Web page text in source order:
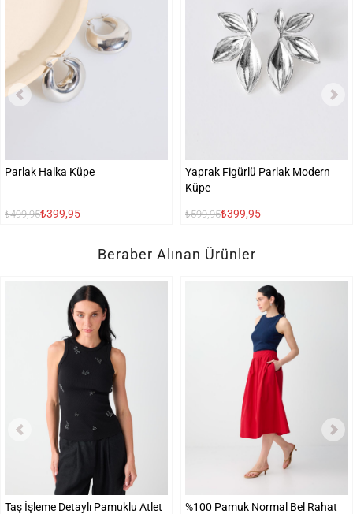
Parlak Halka Küpe
₺499,95₺399,95
Yaprak Figürlü Parlak Modern
Küpe
₺599,95₺399,95
Beraber Alınan Ürünler
Taş İşleme Detaylı Pamuklu Atlet
%100 Pamuk Normal Bel Rahat